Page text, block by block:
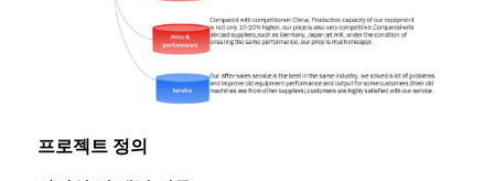
프로젝트 정의